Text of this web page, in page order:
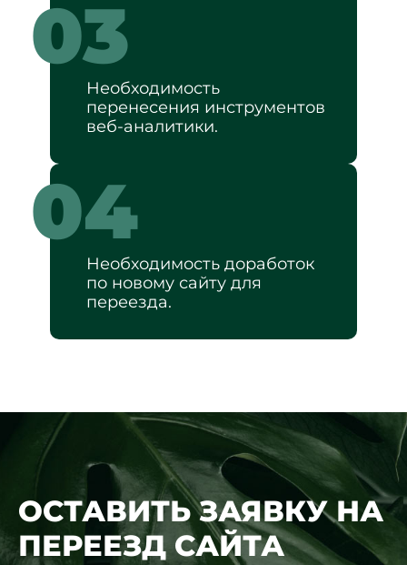
03
Необходимость
перенесения инструментов
веб-аналитики.
04
Необходимость доработок
по новому сайту для
переезда.
ОСТАВИТЬ ЗАЯВКУ НА
ПЕРЕЕЗД САЙТА